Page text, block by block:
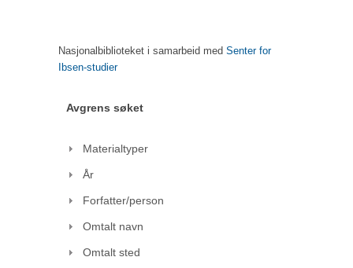
Nasjonalbiblioteket i samarbeid med Senter for
Ibsen-studier
Avgrens søket
Materialtyper
År
Forfatter/person
Omtalt navn
Omtalt sted